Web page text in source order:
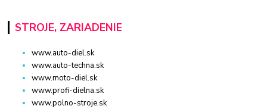
STROJE, ZARIADENIE
www.auto-diel.sk
www.auto-techna.sk
www.moto-diel.sk
www.profi-dielna.sk
www.polno-stroje.sk